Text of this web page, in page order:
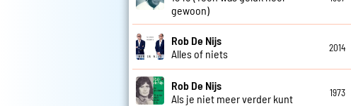
gewoon)
Rob De Nijs
Alles of niets
2014
Rob De Nijs
Als je niet meer verder kunt
1973